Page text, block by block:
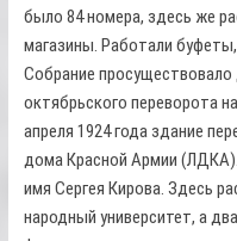
было 84 номера, здесь же
магазины. Работали
Собрание просуществовало
октябрьского переворота
апреля 1924 года здание
дома Красной Армии
имя Сергея Кирова. Здесь
народный университет, а